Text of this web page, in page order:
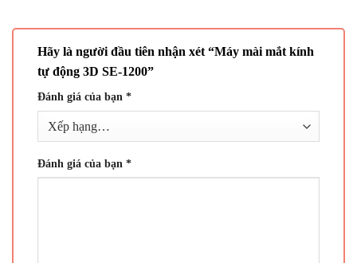
Hãy là người đầu tiên nhận xét “Máy mài mắt kính
tự động 3D SE-1200”
Đánh giá của bạn *
Đánh giá của bạn *